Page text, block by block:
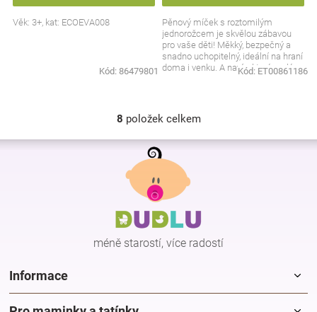
Věk: 3+, kat: ECOEVA008
Kód: 86479801
Pěnový míček s roztomilým
jednorožcem je skvělou zábavou
pro vaše děti! Měkký, bezpečný a
snadno uchopitelný, ideální na hraní
doma i venku. A navíc, který malý
Kód: ET00861186
O
v
l
d
a
c
í
p
r
8 položek celkem
Z
méně starostí, více radostí
Informace